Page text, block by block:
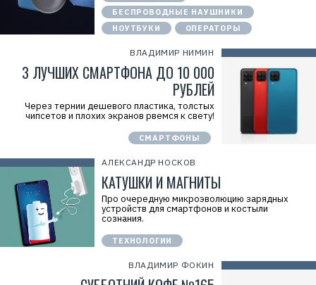
БЕСПРОВОДНЫЕ НАУШНИКИ
НОУТБУКИ
ОПЕРАТОРЫ
ВЛАДИМИР НИМИН
3 ЛУЧШИХ СМАРТФОНА ДО 10 000
РУБЛЕЙ
Через тернии дешевого пластика, толстых
чипсетов и плохих экранов рвемся к свету!
СМАРТФОНЫ
АЛЕКСАНДР НОСКОВ
КАТУШКИ И МАГНИТЫ
Про очередную микроэволюцию зарядных
устройств для смартфонов и костыли
сознания.
ТЕХНОЛОГИИ
ВЛАДИМИР ФОКИН
2
V